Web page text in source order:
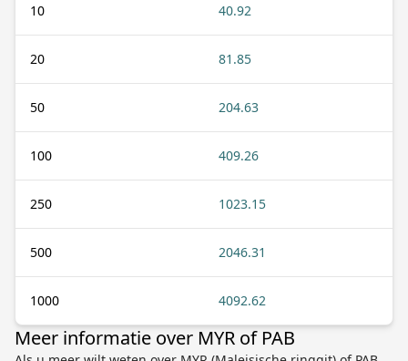
10 40.92
20 81.85
50 204.63
100 409.26
250 1023.15
500 2046.31
1000 4092.62
Meer informatie over MYR of PAB